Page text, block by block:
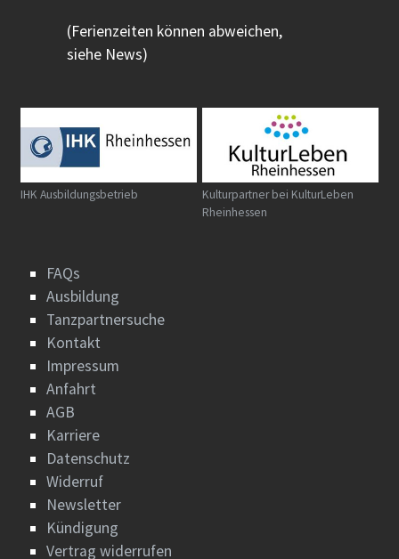
(Ferienzeiten können abweichen,
siehe News)
IHK Ausbildungsbetrieb
Kulturpartner bei KulturLeben
Rheinhessen
FAQs
Ausbildung
Tanzpartnersuche
Kontakt
Impressum
Anfahrt
AGB
Karriere
Datenschutz
Widerruf
Newsletter
Kündigung
Vertrag widerrufen